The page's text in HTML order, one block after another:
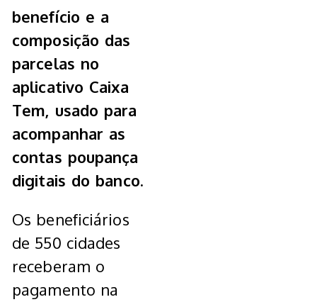
benefício e a
composição das
parcelas no
aplicativo Caixa
Tem, usado para
acompanhar as
contas poupança
digitais do banco.
Os beneficiários
de 550 cidades
receberam o
pagamento na